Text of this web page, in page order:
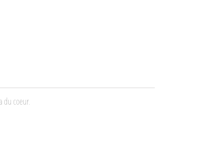
du coeur.